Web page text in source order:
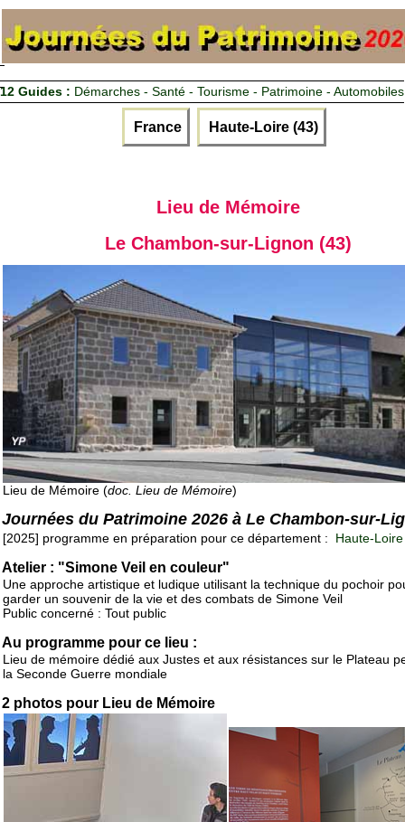
12 Guides : Démarches - Santé - Tourisme - Patrimoine - Automobiles
France Haute-Loire (43)
Lieu de Mémoire
Le Chambon-sur-Lignon (43)
Lieu de Mémoire (doc. Lieu de Mémoire)
Journées du Patrimoine 2026 à Le Chambon-sur-
[2025] programme en préparation pour ce département : Haute-
Atelier : "Simone Veil en couleur"
Une approche artistique et ludique utilisant la technique du pochoir
garder un souvenir de la vie et des combats de Simone Veil
Public concerné : Tout public
Au programme pour ce lieu :
Lieu de mémoire dédié aux Justes et aux résistances sur le Plateau
la Seconde Guerre mondiale
2 photos pour Lieu de Mémoire